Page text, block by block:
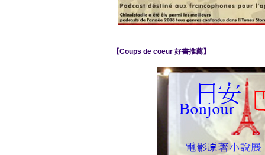
【Coups de coeur 好書推薦】